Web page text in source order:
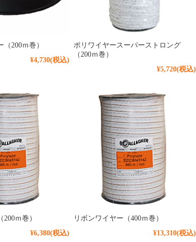
200ｍ巻）
¥4,730(税込)
ポリワイヤースーパーストロング
（200ｍ巻）
¥5,720(税込)
ｍ巻）
¥6,380(税込)
リボンワイヤー（400ｍ巻）
¥13,310(税込)